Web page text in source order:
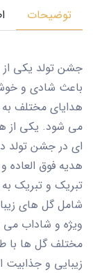
توضیحات
جشن تولد یکی از
باعث شادی و
هدایای مختلف به
می شود. یکی از
ای در جشن تولد
هدیه فوق
تبریک و تبریک به
شامل گل های
ویژه و شاداب می
مختلف گل ها با
زیبایی و